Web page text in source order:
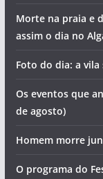
Morte na praia e
assim o dia no
Foto do dia: a vila
Os eventos que
de agosto)
Homem morre
O programa do